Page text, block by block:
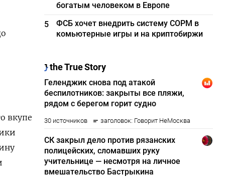
вкупе
богатым человеком в Европе
5
ФСБ хочет внедрить систему СОРМ в
комьютерные игры и на криптобиржи